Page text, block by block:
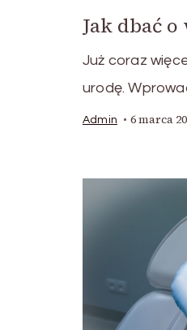
Jak dbać
Już coraz
urodę.
Admin 6 marca